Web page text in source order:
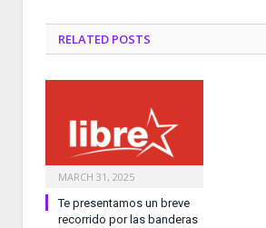
RELATED POSTS
MARCH 31, 2025
Te presentamos un breve
recorrido por las banderas